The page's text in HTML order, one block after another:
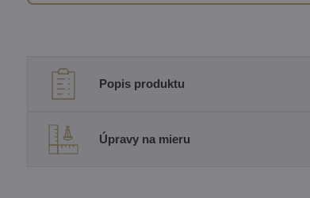
Popis produktu
Úpravy na mieru